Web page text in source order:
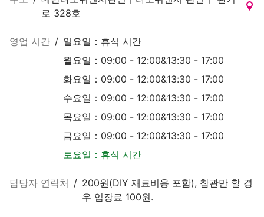
로 328호
영업 시간 / 일요일：휴식 시간
월요일：09:00 - 12:00&13:30 - 17:00
화요일：09:00 - 12:00&13:30 - 17:00
수요일：09:00 - 12:00&13:30 - 17:00
목요일：09:00 - 12:00&13:30 - 17:00
금요일：09:00 - 12:00&13:30 - 17:00
토요일：휴식 시간
담당자 연락처 / 200원(DIY 재료비용 포함), 참관만 할 경
우 입장료 100원.